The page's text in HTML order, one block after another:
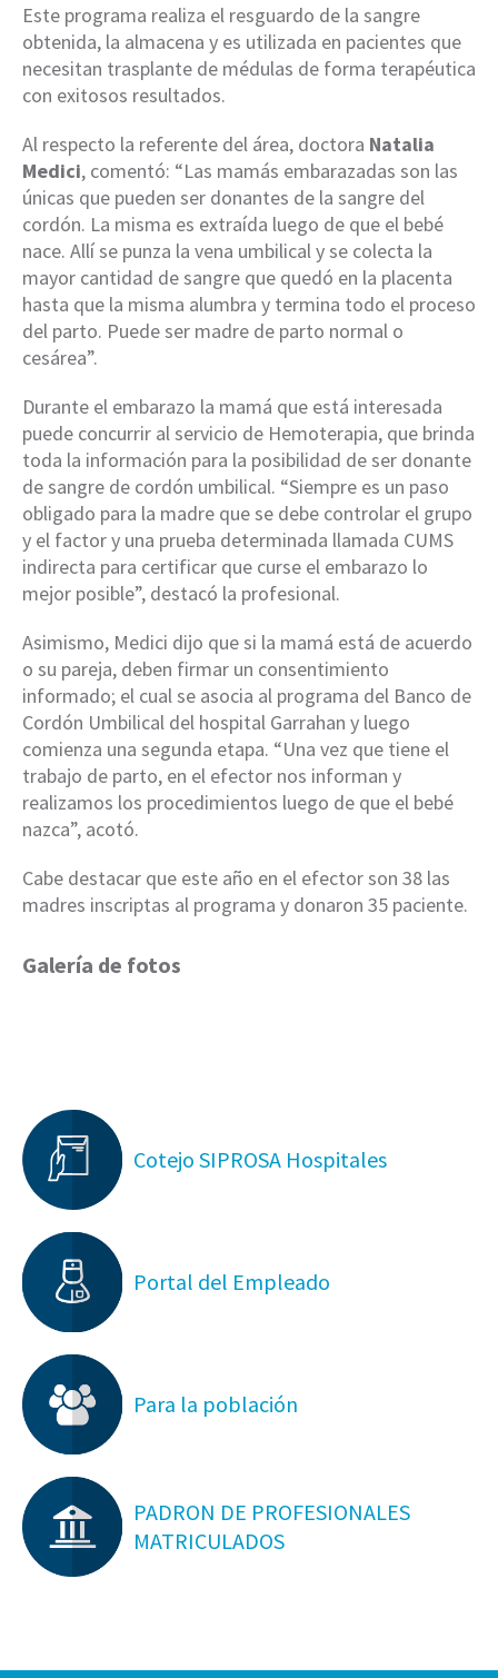
Este programa realiza el resguardo de la sangre
obtenida, la almacena y es utilizada en pacientes que
necesitan trasplante de médulas de forma terapéutica
con exitosos resultados.
Al respecto la referente del área, doctora Natalia
Medici, comentó: “Las mamás embarazadas son las
únicas que pueden ser donantes de la sangre del
cordón. La misma es extraída luego de que el bebé
nace. Allí se punza la vena umbilical y se colecta la
mayor cantidad de sangre que quedó en la placenta
hasta que la misma alumbra y termina todo el proceso
del parto. Puede ser madre de parto normal o
cesárea”.
Durante el embarazo la mamá que está interesada
puede concurrir al servicio de Hemoterapia, que brinda
toda la información para la posibilidad de ser donante
de sangre de cordón umbilical. “Siempre es un paso
obligado para la madre que se debe controlar el grupo
y el factor y una prueba determinada llamada CUMS
indirecta para certificar que curse el embarazo lo
mejor posible”, destacó la profesional.
Asimismo, Medici dijo que si la mamá está de acuerdo
o su pareja, deben firmar un consentimiento
informado; el cual se asocia al programa del Banco de
Cordón Umbilical del hospital Garrahan y luego
comienza una segunda etapa. “Una vez que tiene el
trabajo de parto, en el efector nos informan y
realizamos los procedimientos luego de que el bebé
nazca”, acotó.
Cabe destacar que este año en el efector son 38 las
madres inscriptas al programa y donaron 35 paciente.
Galería de fotos
Cotejo SIPROSA Hospitales
Portal del Empleado
Para la población
PADRON DE PROFESIONALES
MATRICULADOS